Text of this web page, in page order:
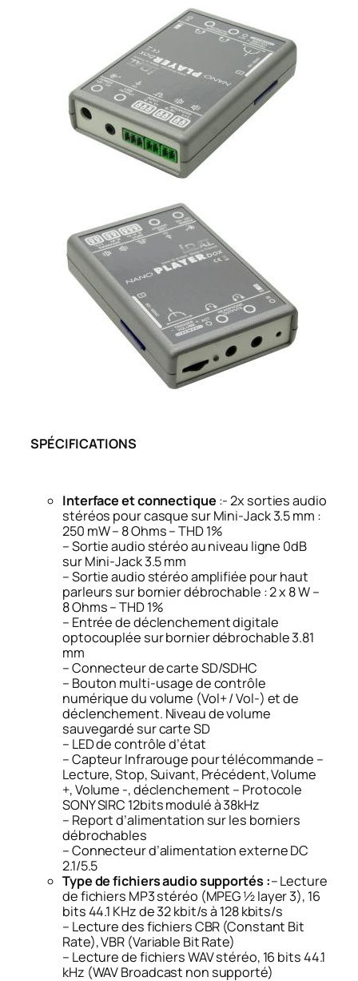
SPÉCIFICATIONS
Interface et connectique :- 2x sorties audio
stéréos pour casque sur Mini-Jack 3.5 mm :
250 mW – 8 Ohms – THD 1%
– Sortie audio stéréo au niveau ligne 0dB
sur Mini-Jack 3.5 mm
– Sortie audio stéréo amplifiée pour haut
parleurs sur bornier débrochable : 2 x 8 W –
8 Ohms – THD 1%
– Entrée de déclenchement digitale
optocouplée sur bornier débrochable 3.81
mm
– Connecteur de carte SD/SDHC
– Bouton multi-usage de contrôle
numérique du volume (Vol+ / Vol-) et de
déclenchement. Niveau de volume
sauvegardé sur carte SD
– LED de contrôle d’état
– Capteur Infrarouge pour télécommande –
Lecture, Stop, Suivant, Précédent, Volume
+, Volume -, déclenchement – Protocole
SONY SIRC 12bits modulé à 38kHz
– Report d’alimentation sur les borniers
débrochables
– Connecteur d’alimentation externe DC
2.1/5.5
Type de fichiers audio supportés :– Lecture
de fichiers MP3 stéréo (MPEG ½ layer 3), 16
bits 44.1 KHz de 32 kbit/s à 128 kbits/s
– Lecture des fichiers CBR (Constant Bit
Rate), VBR (Variable Bit Rate)
– Lecture de fichiers WAV stéréo, 16 bits 44.1
kHz (WAV Broadcast non supporté)